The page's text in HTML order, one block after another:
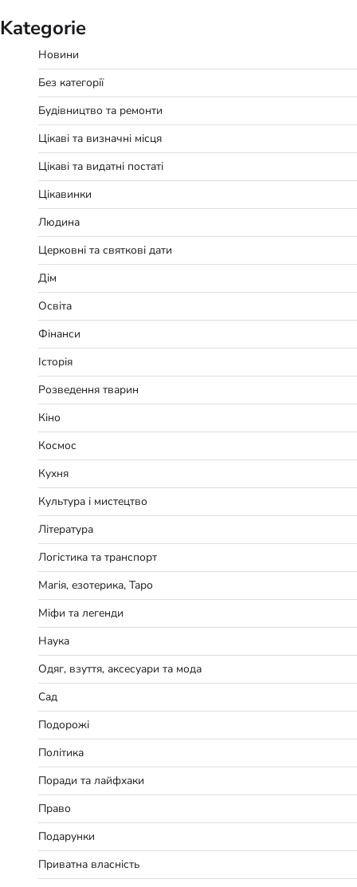
Kategorie
Новини
Без категорії
Будівництво та ремонти
Цікаві та визначні місця
Цікаві та видатні постаті
Цікавинки
Людина
Церковні та святкові дати
Дім
Освіта
Фінанси
Історія
Розведення тварин
Кіно
Космос
Кухня
Культура і мистецтво
Література
Логістика та транспорт
Магія, езотерика, Таро
Міфи та легенди
Наука
Одяг, взуття, аксесуари та мода
Сад
Подорожі
Політика
Поради та лайфхаки
Право
Подарунки
Приватна власність